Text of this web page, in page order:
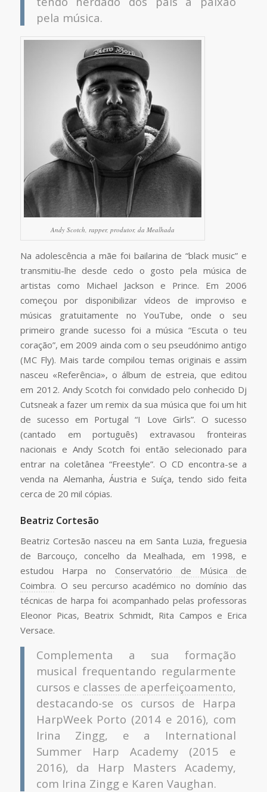
pela música.
Andy Scotch, rapper, produtor, da Mealhada
Na adolescência a mãe foi bailarina de “black music” e
transmitiu-lhe desde cedo o gosto pela música de
artistas como Michael Jackson e Prince. Em 2006
começou por disponibilizar vídeos de improviso e
músicas gratuitamente no YouTube, onde o seu
primeiro grande sucesso foi a música “Escuta o teu
coração”, em 2009 ainda com o seu pseudónimo antigo
(MC Fly). Mais tarde compilou temas originais e assim
nasceu «Referência», o álbum de estreia, que editou
em 2012. Andy Scotch foi convidado pelo conhecido Dj
Cutsneak a fazer um remix da sua música que foi um hit
de sucesso em Portugal “I Love Girls”. O sucesso
(cantado em português) extravasou fronteiras
nacionais e Andy Scotch foi então selecionado para
entrar na coletânea “Freestyle”. O CD encontra-se a
venda na Alemanha, Áustria e Suíça, tendo sido feita
cerca de 20 mil cópias.
Beatriz Cortesão
Beatriz Cortesão nasceu na em Santa Luzia, freguesia
de Barcouço, concelho da Mealhada, em 1998, e
estudou Harpa no Conservatório de Música de
Coimbra. O seu percurso académico no domínio das
técnicas de harpa foi acompanhado pelas professoras
Eleonor Picas, Beatrix Schmidt, Rita Campos e Erica
Versace.
Complementa a sua formação
musical frequentando regularmente
cursos e classes de aperfeiçoamento,
destacando-se os cursos de Harpa
HarpWeek Porto (2014 e 2016), com
Irina Zingg, e a International
Summer Harp Academy (2015 e
2016), da Harp Masters Academy,
com Irina Zingg e Karen Vaughan.